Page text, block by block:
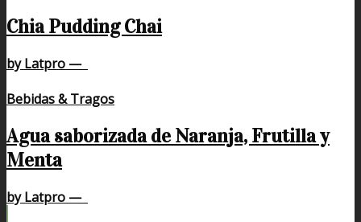
Chia Pudding Chai
by Latpro —
Bebidas & Tragos
Agua saborizada de Naranja, Frutilla y
Menta
by Latpro —